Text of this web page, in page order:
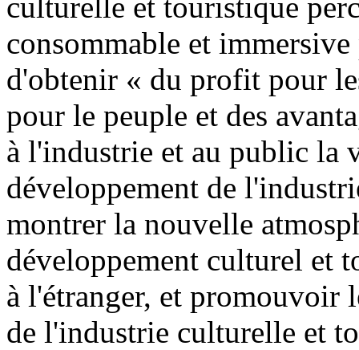
consommable et
d'obtenir « du profit pour
pour le peuple et des
à l'industrie et au public la
développement de
montrer la nouvelle
développement culturel et
à l'étranger, et promouvoir
de l'industrie culturelle et